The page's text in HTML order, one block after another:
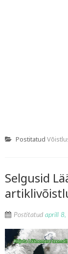
Postitatud
Selgusid
Postitatud aprill